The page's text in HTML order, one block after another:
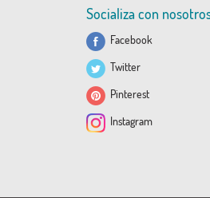
Socializa con
Facebook
Twitter
Pinterest
Instagram